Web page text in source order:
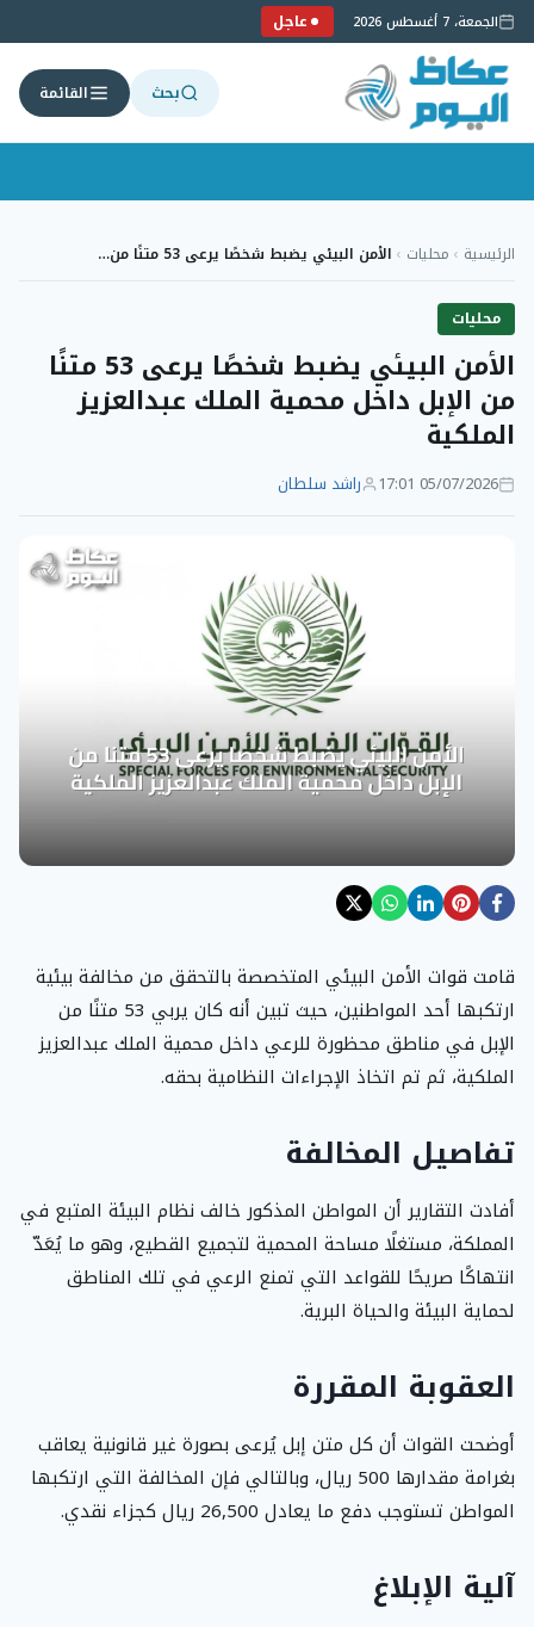
الجمعة، 7 أغسطس 2026 عاجل
بحث القائمة
إلىالرئيسية › محليات › الأمن البيئي يضبط شخصًا يرعى 53 متنًا من…
محليات
الأمن البيئي يضبط شخصًا يرعى 53 متنًا
من الإبل داخل محمية الملك عبدالعزيز
الملكية
05/07/2026 17:01 راشد سلطان
قامت قوات الأمن البيئي المتخصصة بالتحقق من مخالفة بيئية
ارتكبها أحد المواطنين، حيث تبين أنه كان يربي 53 متنًا من
الإبل في مناطق محظورة للرعي داخل محمية الملك عبدالعزيز
الملكية، ثم تم اتخاذ الإجراءات النظامية بحقه.
تفاصيل المخالفة
أفادت التقارير أن المواطن المذكور خالف نظام البيئة المتبع في
المملكة، مستغلًا مساحة المحمية لتجميع القطيع، وهو ما يُعَدّ
انتهاكًا صريحًا للقواعد التي تمنع الرعي في تلك المناطق
لحماية البيئة والحياة البرية.
العقوبة المقررة
أوضحت القوات أن كل متن إبل يُرعى بصورة غير قانونية يعاقب
بغرامة مقدارها 500 ريال، وبالتالي فإن المخالفة التي ارتكبها
المواطن تستوجب دفع ما يعادل 26,500 ريال كجزاء نقدي.
آلية الإبلاغ